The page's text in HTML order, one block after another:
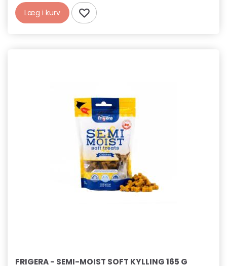
Læg i kurv
FRIGERA - SEMI-MOIST SOFT KYLLING 165 G